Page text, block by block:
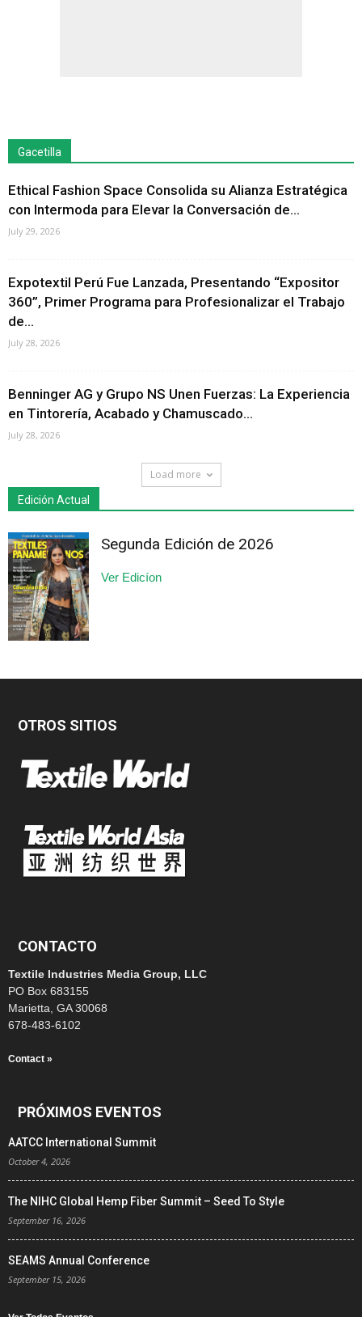
Gacetilla
Ethical Fashion Space Consolida su Alianza Estratégica
con Intermoda para Elevar la Conversación de...
July 29, 2026
Expotextil Perú Fue Lanzada, Presentando “Expositor
360”, Primer Programa para Profesionalizar el Trabajo
de...
July 28, 2026
Benninger AG y Grupo NS Unen Fuerzas: La Experiencia
en Tintorería, Acabado y Chamuscado...
July 28, 2026
Load more
Edición Actual
Segunda Edición de 2026
Ver Edicíon
OTROS SITIOS
CONTACTO
Textile Industries Media Group, LLC
PO Box 683155
Marietta, GA 30068
678-483-6102
Contact »
PRÓXIMOS EVENTOS
AATCC International Summit
October 4, 2026
The NIHC Global Hemp Fiber Summit – Seed To Style
September 16, 2026
SEAMS Annual Conference
September 15, 2026